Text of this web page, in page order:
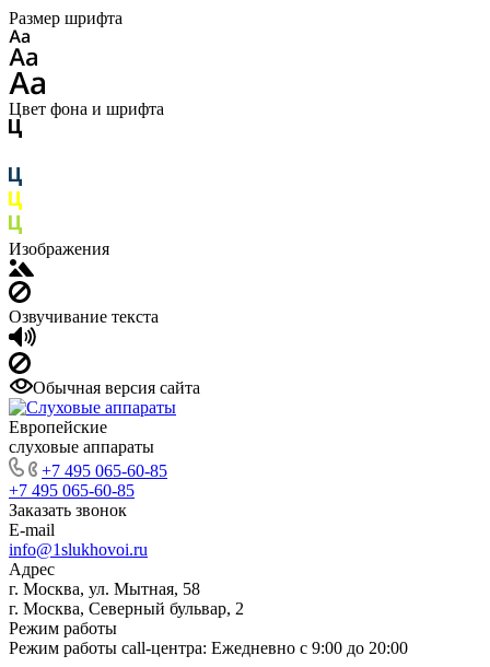
Размер шрифта
Цвет фона и шрифта
Изображения
Озвучивание текста
Обычная версия сайта
Европейские
слуховые аппараты
+7 495 065-60-85
+7 495 065-60-85
Заказать звонок
E-mail
info@1slukhovoi.ru
Адрес
г. Москва, ул. Мытная, 58
г. Москва, Северный бульвар, 2
Режим работы
Режим работы call-центра: Ежедневно с 9:00 до 20:00